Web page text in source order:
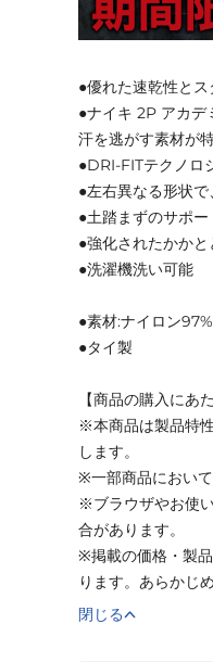
●優れた速乾性とス
●ナイキ 2P アカデ
汗を逃がす素材が
●DRI-FITテクノロ
●左右異なる形状
●土踏まずのサポ
●強化されたかか
●洗濯機洗い可能
●素材:ナイロン
●タイ製
【商品の購入にあ
※本商品は製品特
します。
※一部商品におい
※ブラウザやお使
合があります。
※掲載の価格・製
ります。あらかじ
閉じる